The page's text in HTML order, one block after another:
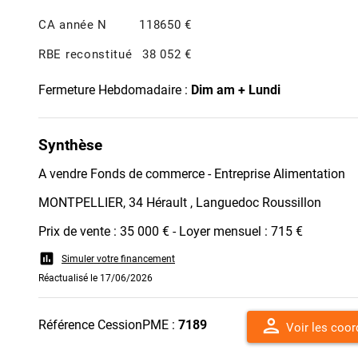
CA année N 118650 €
RBE reconstitué 38 052 €
Fermeture Hebdomadaire : Dim am + Lundi
Synthèse
A vendre Fonds de commerce - Entreprise Alimentation
MONTPELLIER, 34 Hérault , Languedoc Roussillon
Prix de vente : 35 000 € - Loyer mensuel : 715 €
assessment
Simuler votre financement
Réactualisé le 17/06/2026
Référence CessionPME : 7189 person Voir les